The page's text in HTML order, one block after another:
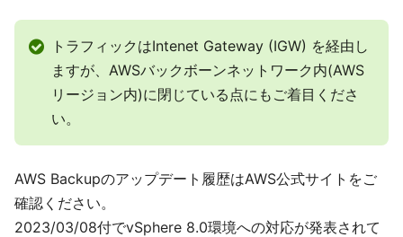
トラフィックはIntenet Gateway (IGW) を経由し
ますが、AWSバックボーンネットワーク内(AWS
リージョン内)に閉じている点にもご着目くださ
い。
AWS Backupのアップデート履歴はAWS公式サイトをご
確認ください。
2023/03/08付でvSphere 8.0環境への対応が発表されて